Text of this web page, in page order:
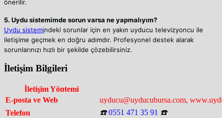
önerilir.
5. Uydu sistemimde sorun varsa ne yapmalıyım?
Uydu sistemindeki sorunlar için en yakın uyducu televizyoncu ile
iletişime geçmek en doğru adımdır. Profesyonel destek alarak
sorunlarınızı hızlı bir şekilde çözebilirsiniz.
İletişim Bilgileri
İletişim Yöntemi
E-posta ve Web
uyducu@uyducubursa.com,
Telefon
☎️0551 471 35 91 ☎️